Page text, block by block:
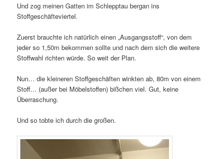
Und zog meinen Gatten im Schlepptau bergan ins
Stoffgeschäfteviertel.
Zuerst brauchte ich natürlich einen „Ausgangsstoff“, von dem
jeder so 1,50m bekommen sollte und nach dem sich die weitere
Stoffwahl richten würde. So weit der Plan.
Nun… die kleineren Stoffgeschäften winkten ab, 80m von einem
Stoff… (außer bei Möbelstoffen) bißchen viel. Gut, keine
Überraschung.
Und so tobte ich durch die großen.